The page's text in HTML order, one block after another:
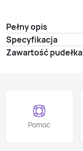
Pełny opis
Specyfikacja
Zawartość pudełka
Pomoc